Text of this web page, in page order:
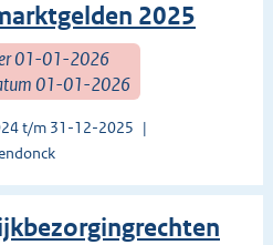
2025
01-01-2026
01-01-2026
t/m 31-12-2025